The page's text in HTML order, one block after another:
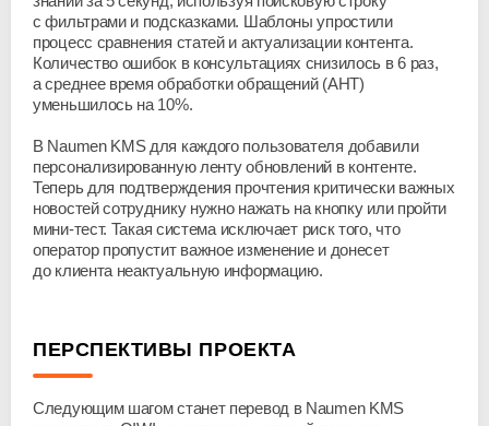
с фильтрами и подсказками. Шаблоны упростили
процесс сравнения статей и актуализации контента.
Количество ошибок в консультациях снизилось в 6 раз,
а среднее время обработки обращений (AHT)
уменьшилось на 10%.
В Naumen KMS для каждого пользователя добавили
персонализированную ленту обновлений в контенте.
Теперь для подтверждения прочтения критически важных
новостей сотруднику нужно нажать на кнопку или пройти
мини-тест. Такая система исключает риск того, что
оператор пропустит важное изменение и донесет
до клиента неактуальную информацию.
ПЕРСПЕКТИВЫ ПРОЕКТА
Следующим шагом станет перевод в Naumen KMS